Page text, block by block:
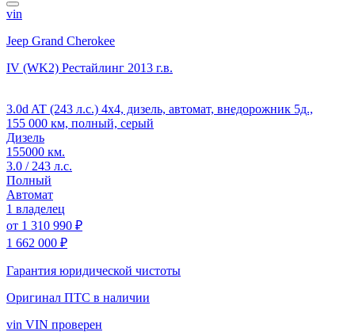
vin
Jeep Grand Cherokee
IV (WK2) Рестайлинг 2013 г.в.
3.0d AT (243 л.с.) 4x4, дизель, автомат, внедорожник 5д.,
155 000 км, полный, серый
Дизель
155000 км.
3.0 / 243 л.с.
Полный
Автомат
1 владелец
от 1 310 990 ₽
1 662 000 ₽
Гарантия юридической чистоты
Оригинал ПТС в наличии
vin VIN проверен